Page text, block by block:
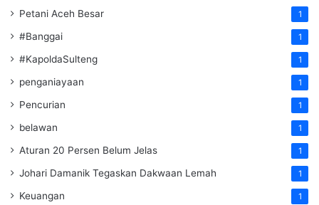
Petani Aceh Besar 1
#Banggai 1
#KapoldaSulteng 1
penganiayaan 1
Pencurian 1
belawan 1
Aturan 20 Persen Belum Jelas 1
Johari Damanik Tegaskan Dakwaan Lemah 1
Keuangan 1